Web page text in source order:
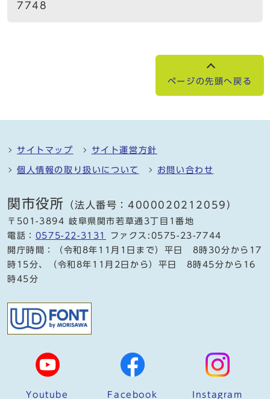
7748
ページの先頭へ戻る
サイトマップ サイト運営方針
個人情報の取り扱いについて お問い合わせ
関市役所 （法人番号：4000020212059）
〒501-3894 岐阜県関市若草通3丁目1番地
電話： 0575-22-3131
ファクス:0575-23-7744
開庁時間：（令和8年11月1日まで）平日 8時30分から17
時15分、（令和8年11月2日から）平日 8時45分から16
時45分
Youtube Facebook Instagram